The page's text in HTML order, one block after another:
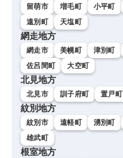
留萌市 増毛町 小平町
遠別町
天塩町
網走地方
網走市 美幌町 津別町
佐呂間町
大空町
北見地方
北見市 訓子府町 置戸町
紋別地方
紋別市 遠軽町 湧別町
雄武町
根室地方